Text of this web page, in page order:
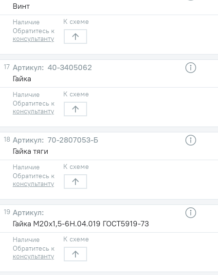
Винт
Наличие
Обратитесь к
консультанту
К схеме
17
40-3405062
Гайка
Наличие
Обратитесь к
консультанту
К схеме
18
70-2807053-Б
Гайка тяги
Наличие
Обратитесь к
консультанту
К схеме
19
Гайка М20х1,5-6Н.04.019 ГОСТ5919-73
Наличие
Обратитесь к
консультанту
К схеме